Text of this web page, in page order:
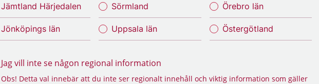
Jämtland Härjedalen
Jönköpings län
Sörmland
Uppsala län
Örebro län
Östergötland
Jag vill inte se någon regional information
Obs! Detta val innebär att du inte ser regionalt innehåll och viktig information som gäller